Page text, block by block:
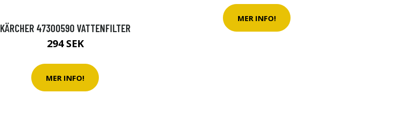
KÄRCHER 47300590 VATTENFILTER
294 SEK
MER INFO!
MER INFO!